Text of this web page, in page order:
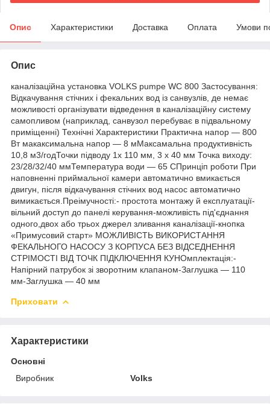
Опис Характеристики Доставка Оплата Умови
Опис
каналізаційна установка VOLKS pumpe WC 800 Застосування:
Відкачування стічних і фекальних вод із санвузлів, де немає
можливості організувати відведення в каналізаційну систему
самопливом (наприклад, санвузол перебуває в підвальному
приміщенні) Технічні Характеристики Практична напор — 800
Вт макаксимальна напор — 8 мМаксамальна продуктивність
10,8 м3/годТочки підводу 1х 110 мм, 3 х 40 мм Точка виходу:
23/28/32/40 ммТемпература води — 65 СПринціп роботи При
наповненні приймальної камери автоматично вмикається
двигун, після відкачування стічних вод насос автоматично
вимикається.Преімучності:- простота монтажу й експлуатації-
вільний доступ до панелі керування-можливість під'єднання
одного,двох або трьох джерел зливання каналізації-кнопка
«Примусовий старт» МОЖЛИВІСТЬ ВИКОРИСТАННЯ
ФЕКАЛЬНОГО НАСОСУ З КОРПУСА БЕЗ ВІДСЕДНЕННЯ
СТРІМОСТІ ВІД ТОЧК ПІДКЛЮЧЕННЯ КУНОмплектація:-
Напірний патрубок зі зворотним клапаном-Заглушка — 110
мм-Заглушка — 40 мм
Приховати
Характеристики
Основні
Виробник
Volks